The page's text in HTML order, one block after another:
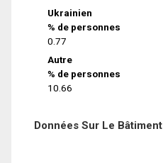
Ukrainien
% de personnes
0.77
Autre
% de personnes
10.66
Données Sur Le Bâtiment